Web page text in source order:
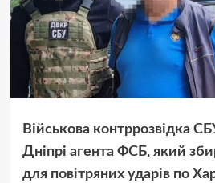
Військова контррозвідка
Дніпрі агента ФСБ, який
для повітряних ударів по